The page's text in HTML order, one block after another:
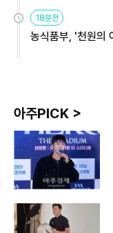
18분전
농식품부, '천원의
아주PICK >